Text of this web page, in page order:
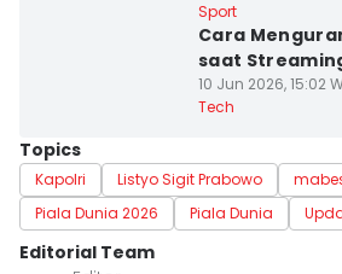
Sport
Cara
saat
10 Jun 2026, 15:02
Tech
Topics
Kapolri Listyo Sigit Prabowo
Piala Dunia 2026
Piala Dunia
Editorial Team